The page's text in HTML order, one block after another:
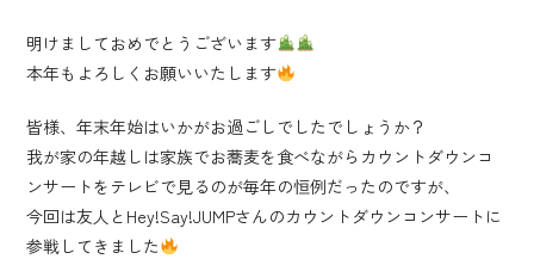
明けましておめでとうございます
本年もよろしくお願いいたします
皆様、年末年始はいかがお過ごしでしたでしょうか？
我が家の年越しは家族でお蕎麦を食べながらカウントダウンコ
ンサートをテレビで見るのが毎年の恒例だったのですが、
今回は友人とHey!Say!JUMPさんのカウントダウンコンサートに
参戦してきました